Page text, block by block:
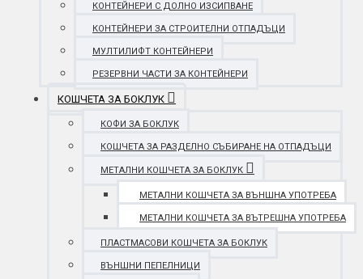
КОНТЕЙНЕРИ С ДОЛНО ИЗСИПВАНЕ
КОНТЕЙНЕРИ ЗА СТРОИТЕЛНИ ОТПАДЪЦИ
МУЛТИЛИФТ КОНТЕЙНЕРИ
РЕЗЕРВНИ ЧАСТИ ЗА КОНТЕЙНЕРИ
КОШЧЕТА ЗА БОКЛУК
КОФИ ЗА БОКЛУК
КОШЧЕТА ЗА РАЗДЕЛНО СЪБИРАНЕ НА ОТПАДЪЦИ
МЕТАЛНИ КОШЧЕТА ЗА БОКЛУК
МЕТАЛНИ КОШЧЕТА ЗА ВЪНШНА УПОТРЕБА
МЕТАЛНИ КОШЧЕТА ЗА ВЪТРЕШНА УПОТРЕБА
ПЛАСТМАСОВИ КОШЧЕТА ЗА БОКЛУК
ВЪНШНИ ПЕПЕЛНИЦИ